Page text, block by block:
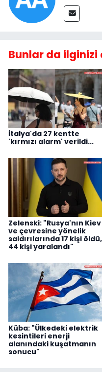
Bunlar da ilginizi
İtalya'da 27 kentte
'kırmızı alarm' verildi...
Zelenski: "Rusya'nın Kiev
ve çevresine yönelik
saldırılarında 17 kişi öldü,
44 kişi yaralandı"
Küba: "Ülkedeki elektrik
kesintileri enerji
alanındaki kuşatmanın
sonucu"